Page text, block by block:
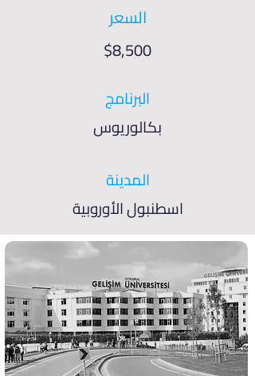
السعر
$8,500
البرنامج
بكالوريوس
المدينة
اسطنبول الأوروبية